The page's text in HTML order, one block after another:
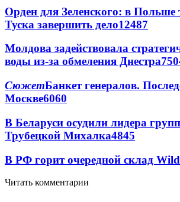
Орден для Зеленского: в Польше
Туска завершить дело12487
Молдова задействовала
воды из-за обмеления Днестра
СюжетБанкет генералов.
Москве6060
В Беларуси осудили лидера
Трубецкой Михалка4845
В РФ горит очередной склад
Читать комментарии